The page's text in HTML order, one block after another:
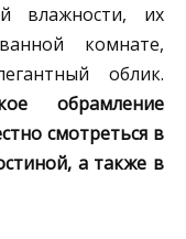
влажности, их
комнате,
облик.
обрамление
смотреться в
а также в